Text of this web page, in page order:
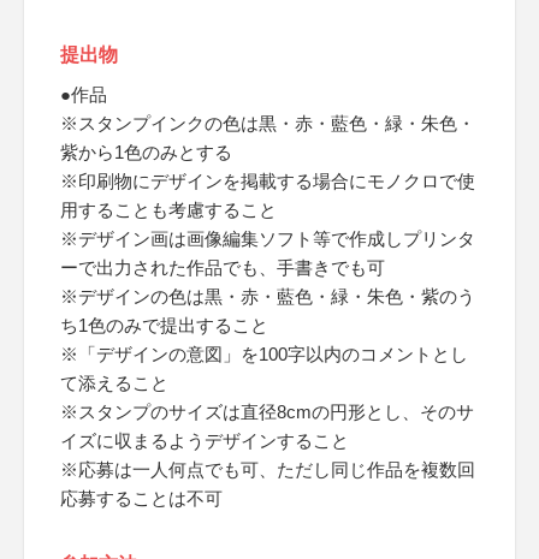
提出物
●作品
※スタンプインクの色は黒・赤・藍色・緑・朱色・
紫から1色のみとする
※印刷物にデザインを掲載する場合にモノクロで使
用することも考慮すること
※デザイン画は画像編集ソフト等で作成しプリンタ
ーで出力された作品でも、手書きでも可
※デザインの色は黒・赤・藍色・緑・朱色・紫のう
ち1色のみで提出すること
※「デザインの意図」を100字以内のコメントとし
て添えること
※スタンプのサイズは直径8cmの円形とし、そのサ
イズに収まるようデザインすること
※応募は一人何点でも可、ただし同じ作品を複数回
応募することは不可